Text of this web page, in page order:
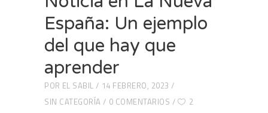
España: Un ejemplo
del que hay que
aprender
POR EL SABIL
14 FEBRERO, 2023
SIN CATEGORÍA
0 COMENTARIOS 2